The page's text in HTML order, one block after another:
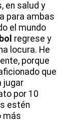
en salud y
para ambas
el mundo
regrese y
locura. He
porque
que
jugar
por 10
estén
más